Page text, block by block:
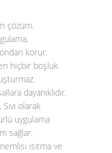
çözüm.
korur.
hiçbir boşluk
dayanıklıdır.
olarak
uygulama
sağlar.
ısıtma ve